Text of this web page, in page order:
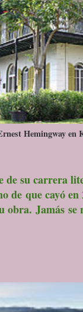
Hemingway en
su carrera
de que cayó
obra. Jamás